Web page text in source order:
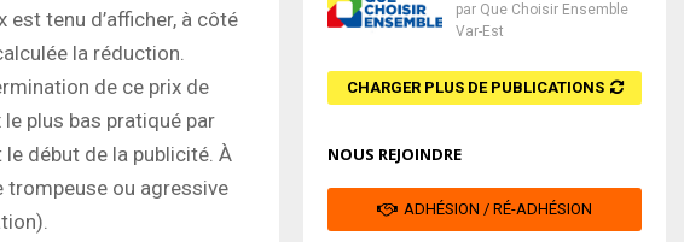
tenu d’afficher, à côté
la réduction.
de ce prix de
plus bas pratiqué par
début de la publicité. À
trompeuse ou agressive
par Que Choisir Ensemble
Var-Est
CHARGER PLUS DE PUBLICATIONS
NOUS REJOINDRE
ADHÉSION / RÉ-ADHÉSION